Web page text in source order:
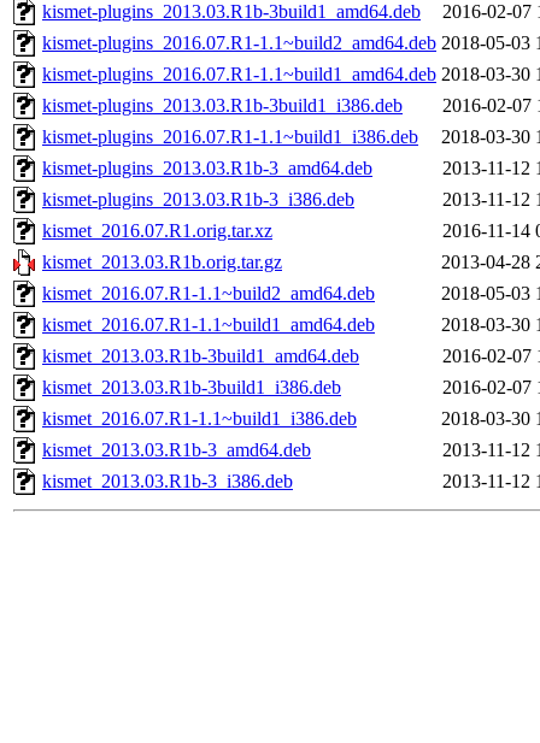
kismet-plugins_2013.03.R1b-3build1_amd64.deb
2016-02-07
kismet-plugins_2016.07.R1-1.1~build2_amd64.deb 2018-05-03
kismet-plugins_2016.07.R1-1.1~build1_amd64.deb 2018-03-30
kismet-plugins_2013.03.R1b-3build1_i386.deb
2016-02-07
kismet-plugins_2016.07.R1-1.1~build1_i386.deb
2018-03-30
kismet-plugins_2013.03.R1b-3_amd64.deb
2013-11-12
kismet-plugins_2013.03.R1b-3_i386.deb
2013-11-12
kismet_2016.07.R1.orig.tar.xz
2016-11-14
kismet_2013.03.R1b.orig.tar.gz
2013-04-28
kismet_2016.07.R1-1.1~build2_amd64.deb
2018-05-03
kismet_2016.07.R1-1.1~build1_amd64.deb
2018-03-30
kismet_2013.03.R1b-3build1_amd64.deb
2016-02-07
kismet_2013.03.R1b-3build1_i386.deb
2016-02-07
kismet_2016.07.R1-1.1~build1_i386.deb
2018-03-30
kismet_2013.03.R1b-3_amd64.deb
2013-11-12
kismet_2013.03.R1b-3_i386.deb
2013-11-12